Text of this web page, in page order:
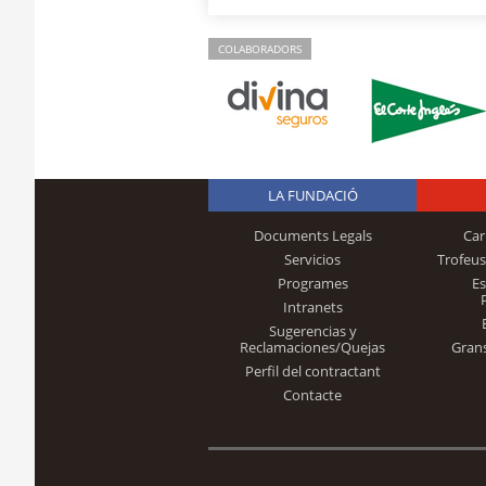
COLABORADORS
LA FUNDACIÓ
Documents Legals
Servicios
Programes
Intranets
Sugerencias y
Reclamaciones/Quejas
Perfil del contractant
Contacte